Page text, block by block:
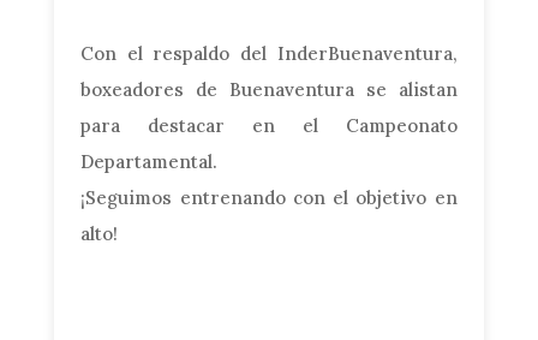
Con el respaldo del InderBuenaventura,
boxeadores de Buenaventura se alistan
para destacar en el Campeonato
Departamental.
¡Seguimos entrenando con el objetivo en
alto!